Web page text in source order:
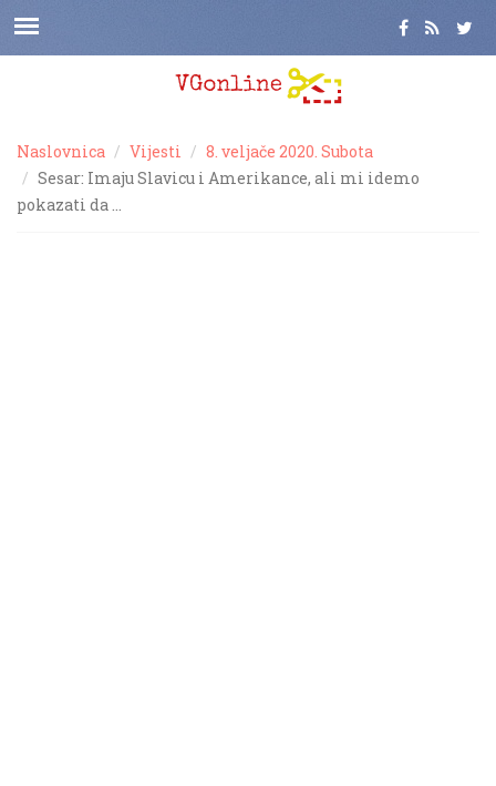
Naslovnica Vijesti
8. veljače 2020. Subota
Sesar: Imaju Slavicu i Amerikance, ali mi idemo
pokazati da …